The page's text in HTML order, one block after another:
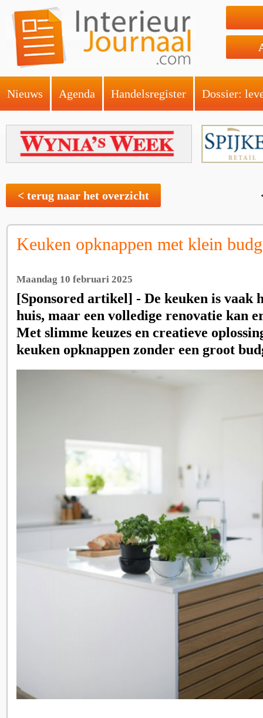
Nieuws Agenda Handelsregister Dossier:
< terug naar het overzicht
Keuken opknappen met klein
Maandag 10 februari 2025
[Sponsored artikel] - De keuken is vaak
huis, maar een volledige renovatie kan
Met slimme keuzes en creatieve
keuken opknappen zonder een groot